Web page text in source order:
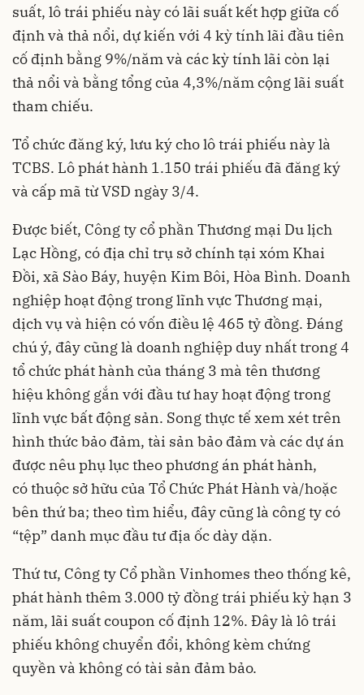
suất, lô trái phiếu này có lãi suất kết hợp giữa cố
định và thả nổi, dự kiến với 4 kỳ tính lãi đầu tiên
cố định bằng 9%/năm và các kỳ tính lãi còn lại
thả nổi và bằng tổng của 4,3%/năm cộng lãi suất
tham chiếu.
Tổ chức đăng ký, lưu ký cho lô trái phiếu này là
TCBS. Lô phát hành 1.150 trái phiếu đã đăng ký
và cấp mã từ VSD ngày 3/4.
Được biết, Công ty cổ phần Thương mại Du lịch
Lạc Hồng, có địa chỉ trụ sở chính tại xóm Khai
Đồi, xã Sào Báy, huyện Kim Bôi, Hòa Bình. Doanh
nghiệp hoạt động trong lĩnh vực Thương mại,
dịch vụ và hiện có vốn điều lệ 465 tỷ đồng. Đáng
chú ý, đây cũng là doanh nghiệp duy nhất trong 4
tổ chức phát hành của tháng 3 mà tên thương
hiệu không gắn với đầu tư hay hoạt động trong
lĩnh vực bất động sản. Song thực tế xem xét trên
hình thức bảo đảm, tài sản bảo đảm và các dự án
được nêu phụ lục theo phương án phát hành,
có thuộc sở hữu của Tổ Chức Phát Hành và/hoặc
bên thứ ba; theo tìm hiểu, đây cũng là công ty có
“tệp” danh mục đầu tư địa ốc dày dặn.
Thứ tư, Công ty Cổ phần Vinhomes theo thống kê,
phát hành thêm 3.000 tỷ đồng trái phiếu kỳ hạn 3
năm, lãi suất coupon cố định 12%. Đây là lô trái
phiếu không chuyển đổi, không kèm chứng
quyền và không có tài sản đảm bảo.